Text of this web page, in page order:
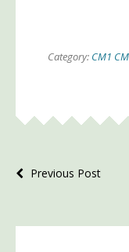
Category: CM1
Previous Post